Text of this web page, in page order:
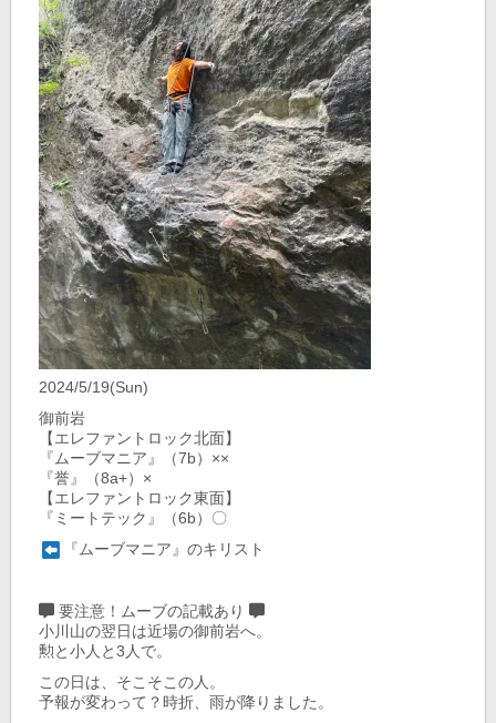
2024/5/19(Sun)
御前岩
【エレファントロック北面】
『ムーブマニア』（7b）××
『誉』（8a+）×
【エレファントロック東面】
『ミートテック』（6b）〇
『ムーブマニア』のキリスト
要注意！ムーブの記載あり
小川山の翌日は近場の御前岩へ。
勲と小人と3人で。
この日は、そこそこの人。
予報が変わって？時折、雨が降りました。